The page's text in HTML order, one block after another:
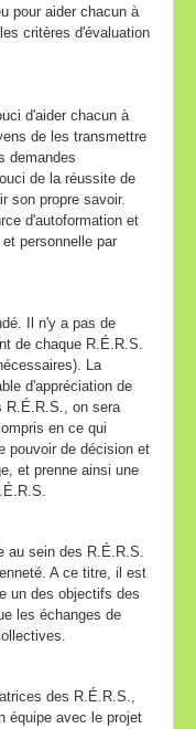
pour aider chacun à
critères d'évaluation
d'aider chacun à
de les transmettre
demandes
de la réussite de
son propre savoir.
d'autoformation et
personnelle par
Il n'y a pas de
de chaque R.É.R.S.
La
d'appréciation de
R.É.R.S., on sera
en ce qui
pouvoir de décision et
et prenne ainsi une
au sein des R.É.R.S.
A ce titre, il est
un des objectifs des
les échanges de
des R.É.R.S.,
équipe avec le projet